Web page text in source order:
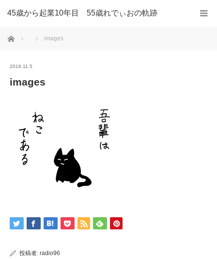
45歳から起業10年目 55歳れでぃおの軌跡
ホーム images
2016.11.5
images
投稿者: radio96